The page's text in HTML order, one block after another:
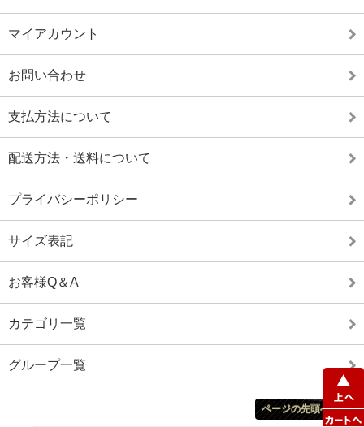
マイアカウント
お問い合わせ
支払方法について
配送方法・送料について
プライバシーポリシー
サイズ表記
お客様Q＆A
カテゴリ一覧
グループ一覧
ページの先頭へ戻る